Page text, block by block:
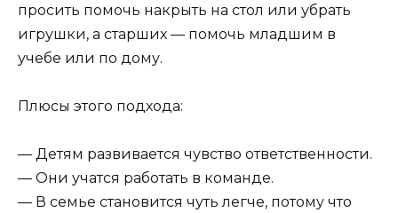
просить помочь накрыть на стол или убрать
игрушки, а старших — помочь младшим в
учебе или по дому.
Плюсы этого подхода:
— Детям развивается чувство ответственности.
— Они учатся работать в команде.
— В семье становится чуть легче, потому что